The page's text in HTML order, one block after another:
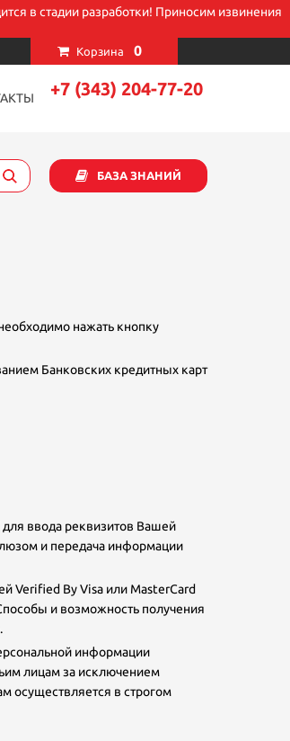
в стадии разработки! Приносим извинения
Корзина 0
+7 (343) 204-77-20
БАЗА ЗНАНИЙ
нажать кнопку
Банковских кредитных карт
ввода реквизитов Вашей
и передача информации
Verified By Visa или MasterCard
и возможность получения
информации
лицам за исключением
осуществляется в строгом